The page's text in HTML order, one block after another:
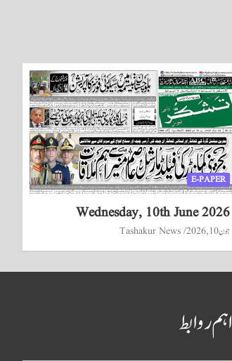
E-PAPER
Wednesday, 10th June 2026
جون 10, 2026 Tashakur News
اہم روابط